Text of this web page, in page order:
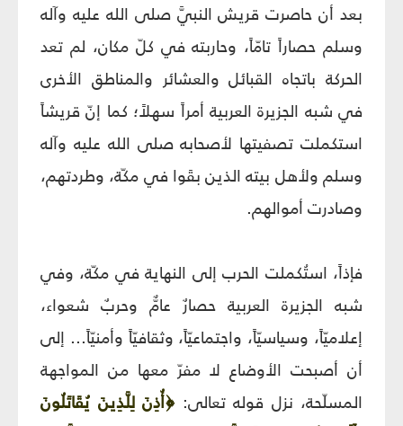
بعد أن حاصرت قريش النبيَّ صلى الله عليه وآله
وسلم حصاراً تامّاً، وحاربته في كلّ مكان، لم تعد
الحركة باتجاه القبائل والعشائر والمناطق الأخرى
في شبه الجزيرة العربية أمراً سهلاً؛ كما إنّ قريشاً
استكملت تصفيتها لأصحابه صلى الله عليه وآله
وسلم ولأهل بيته الذين بقَوا في مكّة، وطردتهم،
وصادرت أموالهم.
فإذاً، استُكملت الحرب إلى النهاية في مكّة، وفي
شبه الجزيرة العربية حصارٌ عامٌّ وحربٌ شعواء،
إعلاميّاً، وسياسيّاً، واجتماعيّاً، وثقافيّاً وأمنيّاً... إلى
أن أصبحت الأوضاع لا مفرّ معها من المواجهة
المسلّحة، نزل قوله تعالى:﴿أُذِنَ لِلَّذِينَ يُقَاتَلُونَ